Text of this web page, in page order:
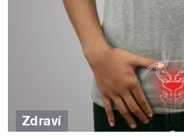
Zdraví